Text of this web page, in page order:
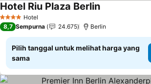
4 BintangHotel
Hotel Riu Plaza BerlinLihat harga
8,7 Sempurna 24.675 Berlin
Pilih tanggal untuk melihat harga yang
sama